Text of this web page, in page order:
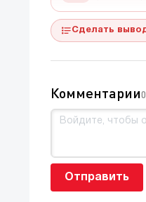
Сделать
Комментарии0
Отправить